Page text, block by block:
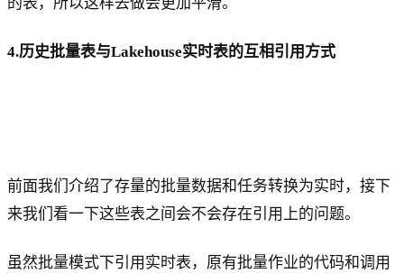
4.历史批量表与Lakehouse实时表的互相引用方式
前面我们介绍了存量的批量数据和任务转换为实时，接下
来我们看一下这些表之间会不会存在引用上的问题。
虽然批量模式下引用实时表，原有批量作业的代码和调用